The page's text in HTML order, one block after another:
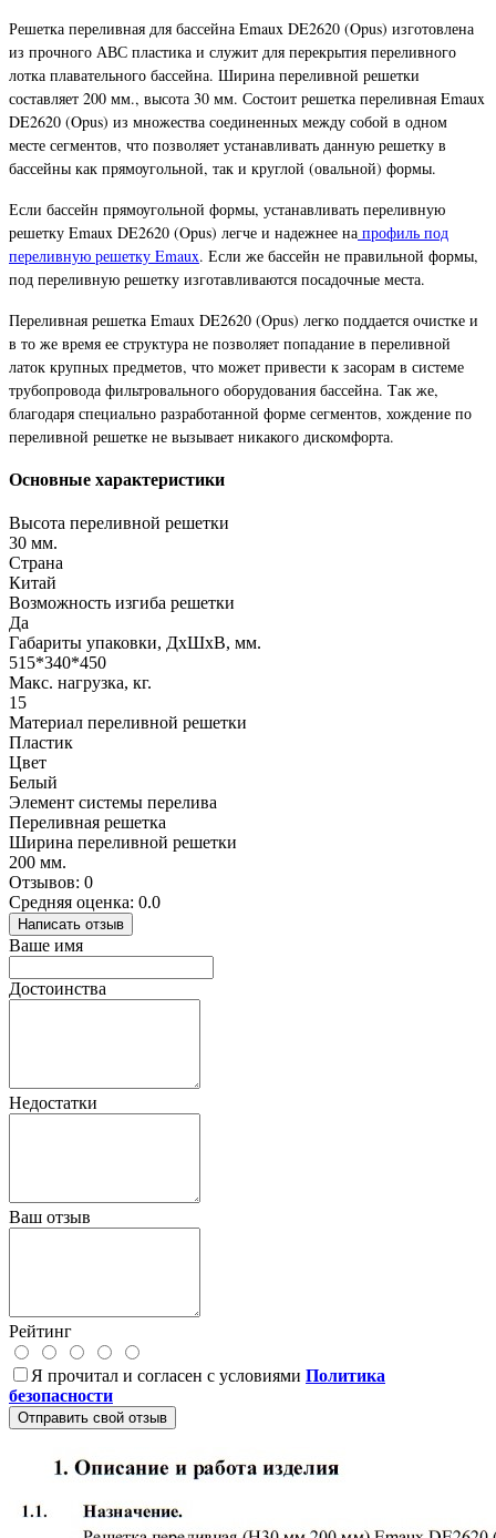
Решетка переливная для бассейна Emaux DE2620 (Opus) изготовлена
из прочного АВС пластика и служит для перекрытия переливного
лотка плавательного бассейна. Ширина переливной решетки
составляет 200 мм., высота 30 мм. Состоит решетка переливная Emaux
DE2620 (Opus) из множества соединенных между собой в одном
месте сегментов, что позволяет устанавливать данную решетку в
бассейны как прямоугольной, так и круглой (овальной) формы.
Если бассейн прямоугольной формы, устанавливать переливную
решетку Emaux DE2620 (Opus) легче и надежнее на профиль под
переливную решетку Emaux. Если же бассейн не правильной формы,
под переливную решетку изготавливаются посадочные места.
Переливная решетка Emaux DE2620 (Opus) легко поддается очистке и
в то же время ее структура не позволяет попадание в переливной
латок крупных предметов, что может привести к засорам в системе
трубопровода фильтровального оборудования бассейна. Так же,
благодаря специально разработанной форме сегментов, хождение по
переливной решетке не вызывает никакого дискомфорта.
Основные характеристики
Высота переливной решетки
30 мм.
Страна
Китай
Возможность изгиба решетки
Да
Габариты упаковки, ДхШхВ, мм.
515*340*450
Макс. нагрузка, кг.
15
Материал переливной решетки
Пластик
Цвет
Белый
Элемент системы перелива
Переливная решетка
Ширина переливной решетки
200 мм.
Отзывов: 0
Средняя оценка: 0.0
Написать отзыв
Ваше имя
Достоинства
Недостатки
Ваш отзыв
Рейтинг
Я прочитал и согласен с условиями Политика
безопасности
Отправить свой отзыв